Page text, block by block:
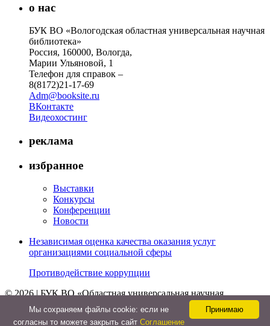
о нас
БУК ВО «Вологодская областная универсальная научная
библиотека»
Россия, 160000, Вологда,
Марии Ульяновой, 1
Телефон для справок –
8(8172)21-17-69
Adm@booksite.ru
ВКонтакте
Видеохостинг
реклама
избранное
Выставки
Конкурсы
Конференции
Новости
Независимая оценка качества оказания услуг
организациями социальной сферы
Противодействие коррупции
© 2026 | БУК ВО «Областная универсальная научная
библиотека»
Принимаю
Мы cохраняем файлы cookie: если не
согласны то можете закрыть сайт Соглашение